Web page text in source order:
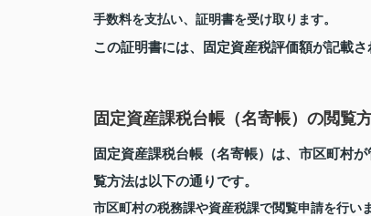
手数料を支払い、証明書を受け取ります。
この証明書には、固定資産税評価額が記載
固定資産課税台帳（名寄帳）の閲覧
固定資産課税台帳（名寄帳）は、市区町村
覧方法は以下の通りです。
市区町村の税務課や資産税課で閲覧申請を行いま